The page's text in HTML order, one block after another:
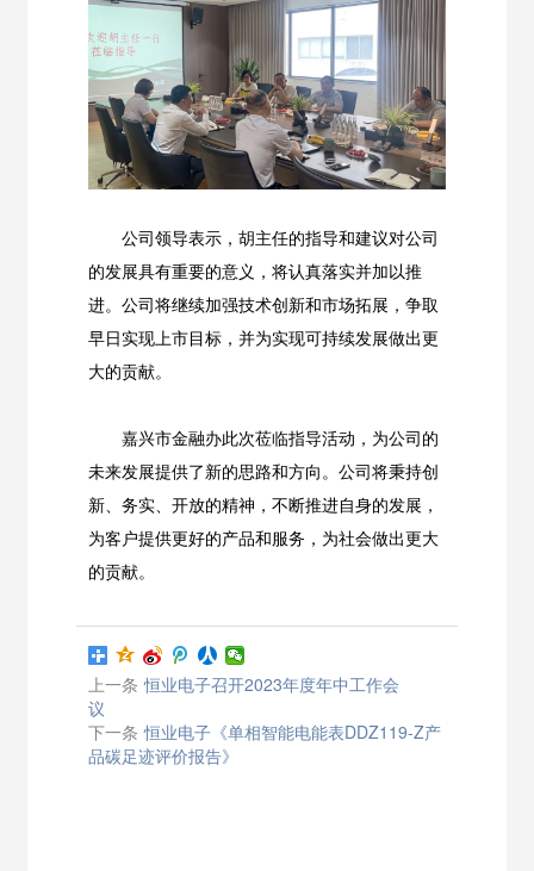
公司领导表示，胡主任的指导和建议对公司
的发展具有重要的意义，将认真落实并加以推
进。公司将继续加强技术创新和市场拓展，争取
早日实现上市目标，并为实现可持续发展做出更
大的贡献。
嘉兴市金融办此次莅临指导活动，为公司的
未来发展提供了新的思路和方向。公司将秉持创
新、务实、开放的精神，不断推进自身的发展，
为客户提供更好的产品和服务，为社会做出更大
的贡献。
上一条 恒业电子召开2023年度年中工作会
议
下一条 恒业电子《单相智能电能表DDZ119-Z产
品碳足迹评价报告》